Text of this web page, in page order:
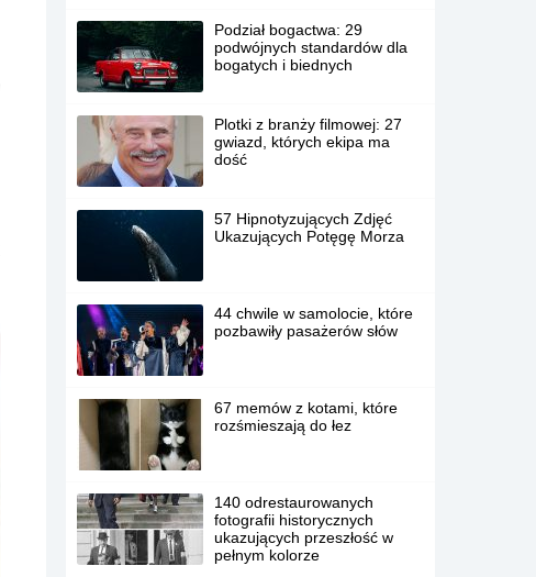
Podział bogactwa: 29
podwójnych standardów dla
bogatych i biednych
Plotki z branży filmowej: 27
gwiazd, których ekipa ma
dość
57 Hipnotyzujących Zdjęć
Ukazujących Potęgę Morza
44 chwile w samolocie, które
pozbawiły pasażerów słów
67 memów z kotami, które
rozśmieszają do łez
140 odrestaurowanych
fotografii historycznych
ukazujących przeszłość w
pełnym kolorze